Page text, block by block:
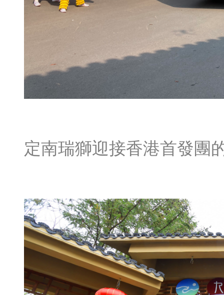
定南瑞獅迎接香港首發團